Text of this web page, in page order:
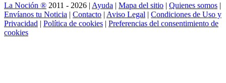
La Noción ® 2011 - 2026 | Ayuda | Mapa del sitio | Quienes somos |
Envíanos tu Noticia | Contacto | Aviso Legal | Condiciones de Uso y
Privacidad | Política de cookies | Preferencias del consentimiento de
cookies